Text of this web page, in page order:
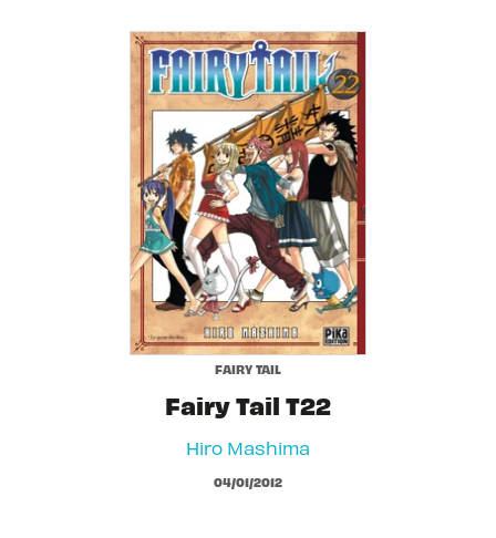
FAIRY TAIL
Fairy Tail T22
Hiro Mashima
04/01/2012